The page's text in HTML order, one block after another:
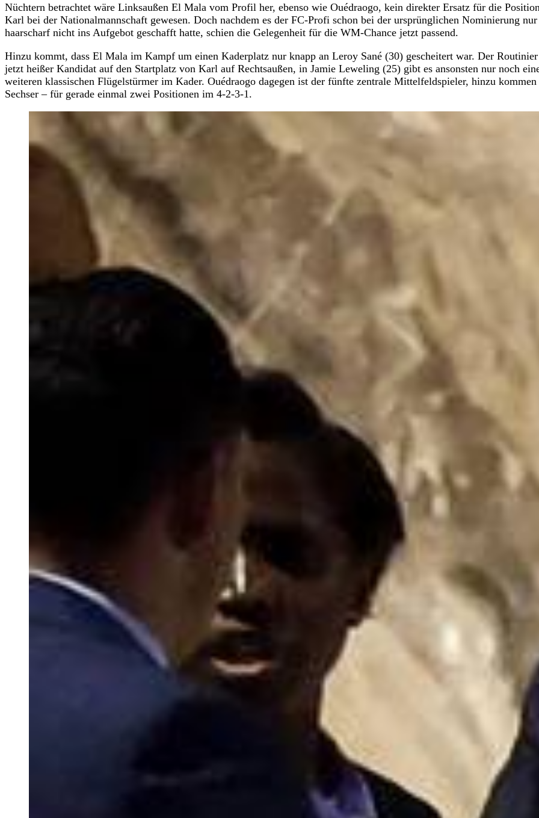
Nüchtern betrachtet wäre Linksaußen El Mala vom Profil her, ebenso wie Ouédraogo, kein direkter Ersatz für die
Karl bei der Nationalmannschaft gewesen. Doch nachdem es der FC-Profi schon bei der ursprünglichen Nominierung nur
haarscharf nicht ins Aufgebot geschafft hatte, schien die Gelegenheit für die WM-Chance jetzt passend.
Hinzu kommt, dass El Mala im Kampf um einen Kaderplatz nur knapp an Leroy Sané (30) gescheitert war. Der
jetzt heißer Kandidat auf den Startplatz von Karl auf Rechtsaußen, in Jamie Leweling (25) gibt es ansonsten nur noch
weiteren klassischen Flügelstürmer im Kader. Ouédraogo dagegen ist der fünfte zentrale Mittelfeldspieler, hinzu
Sechser – für gerade einmal zwei Positionen im 4-2-3-1.